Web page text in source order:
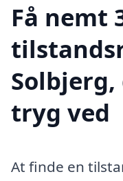
Få nemt
tryg ved
At finde en